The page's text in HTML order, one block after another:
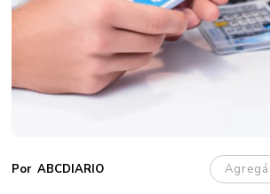
ABCDIARIO Agregá